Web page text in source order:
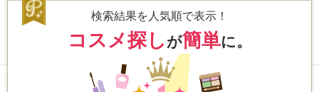
検索結果を人気順で表示！
コスメ探し が簡単に。
5.1
4,486件
スキンシャドウ デザイニング パレッ